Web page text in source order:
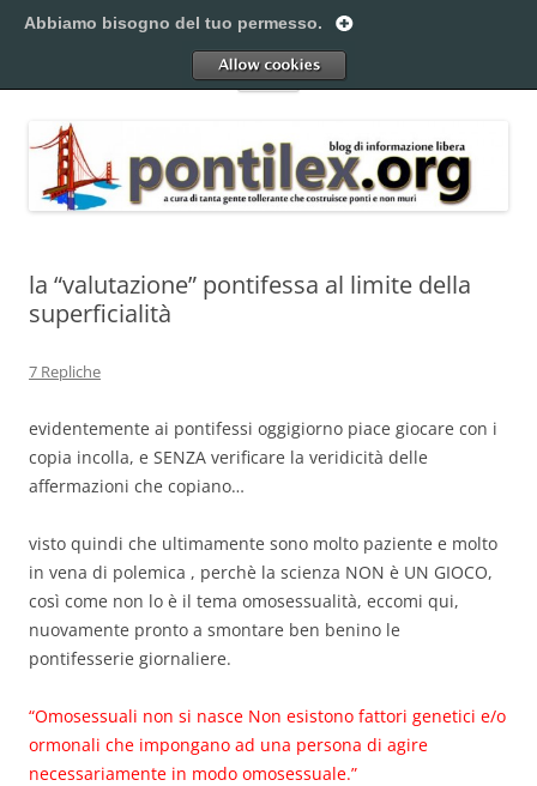
al
Pontilex
Menu
la “valutazione” pontifessa al limite della
superficialità
7 Repliche
evidentemente ai pontifessi oggigiorno piace giocare con i
copia incolla, e SENZA verificare la veridicità delle
affermazioni che copiano…
visto quindi che ultimamente sono molto paziente e molto
in vena di polemica , perchè la scienza NON è UN GIOCO,
così come non lo è il tema omosessualità, eccomi qui,
nuovamente pronto a smontare ben benino le
pontifesserie giornaliere.
“Omosessuali non si nasce Non esistono fattori genetici e/o
ormonali che impongano ad una persona di agire
necessariamente in modo omosessuale.”
Abbiamo bisogno del tuo permesso.